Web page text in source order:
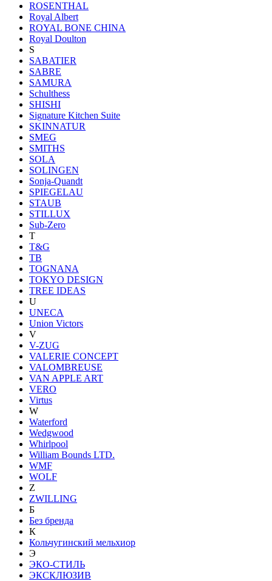
ROSENTHAL
Royal Albert
ROYAL BONE CHINA
Royal Doulton
S
SABATIER
SABRE
SAMURA
Schulthess
SHISHI
Signature Kitchen Suite
SKINNATUR
SMEG
SMITHS
SOLA
SOLINGEN
Sonja-Quandt
SPIEGELAU
STAUB
STILLUX
Sub-Zero
T
T&G
TB
TOGNANA
TOKYO DESIGN
TREE IDEAS
U
UNECA
Union Victors
V
V-ZUG
VALERIE CONCEPT
VALOMBREUSE
VAN APPLE ART
VERO
Virtus
W
Waterford
Wedgwood
Whirlpool
William Bounds LTD.
WMF
WOLF
Z
ZWILLING
Б
Без бренда
К
Кольчугинский мельхиор
Э
ЭКО-СТИЛЬ
ЭКСКЛЮЗИВ